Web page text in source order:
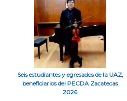
Seis estudiantes y egresados de la UAZ,
beneficiarios del PECDA Zacatecas
2026